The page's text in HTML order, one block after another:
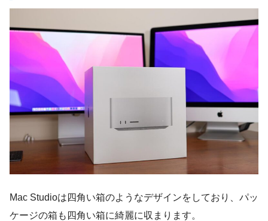
Mac Studioは四角い箱のようなデザインをしており、パッ
ケージの箱も四角い箱に綺麗に収まります。